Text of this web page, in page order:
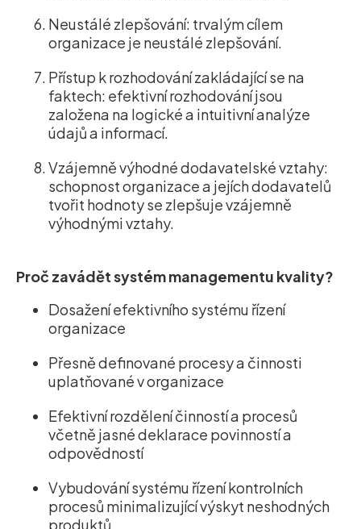
Neustálé zlepšování: trvalým cílem
organizace je neustálé zlepšování.
Přístup k rozhodování zakládající se na
faktech: efektivní rozhodování jsou
založena na logické a intuitivní analýze
údajů a informací.
Vzájemně výhodné dodavatelské vztahy:
schopnost organizace a jejích dodavatelů
tvořit hodnoty se zlepšuje vzájemně
výhodnými vztahy.
Proč zavádět systém managementu kvality?
Dosažení efektivního systému řízení
organizace
Přesně definované procesy a činnosti
uplatňované v organizace
Efektivní rozdělení činností a procesů
včetně jasné deklarace povinností a
odpovědností
Vybudování systému řízení kontrolních
procesů minimalizující výskyt neshodných
produktů